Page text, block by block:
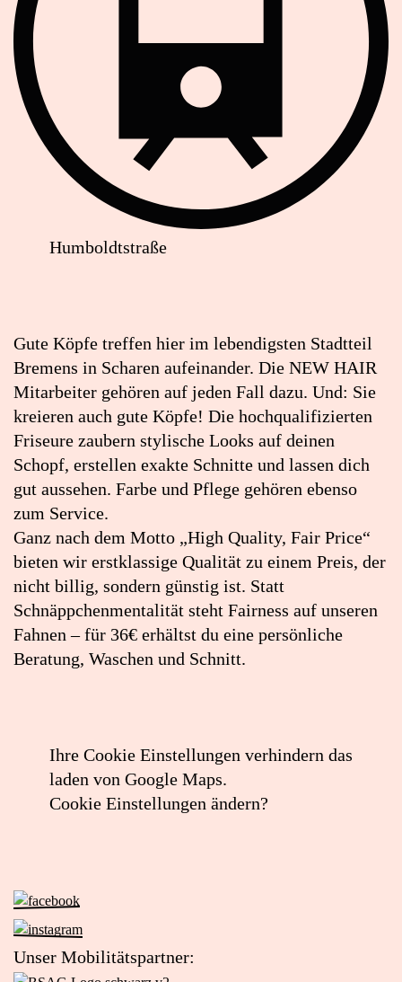
Humboldtstraße
HAIR
in
Google
Maps
öffnen
(externer
Link)
Gute Köpfe treffen hier im lebendigsten Stadtteil
Bremens in Scharen aufeinander. Die NEW HAIR
Mitarbeiter gehören auf jeden Fall dazu. Und: Sie
kreieren auch gute Köpfe! Die hochqualifizierten
Friseure zaubern stylische Looks auf deinen
Schopf, erstellen exakte Schnitte und lassen dich
gut aussehen. Farbe und Pflege gehören ebenso
zum Service.
Ganz nach dem Motto „High Quality, Fair Price“
bieten wir erstklassige Qualität zu einem Preis, der
nicht billig, sondern günstig ist. Statt
Schnäppchenmentalität steht Fairness auf unseren
Fahnen – für 36€ erhältst du eine persönliche
Beratung, Waschen und Schnitt.
Ihre Cookie Einstellungen verhindern das
laden von Google Maps.
Cookie Einstellungen ändern?
Zur
Facebook-
Seite
von
Zur
Seite
Unser Mobilitätspartner: